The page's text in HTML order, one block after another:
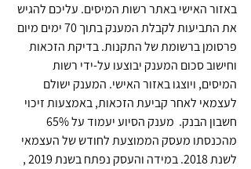
באזור האישי באתר רשות המיסים. עליכם להגיש
את התביעות לקבלת המענק בתוך 70 ימים מיום
פרסומן ברשומת של התקנות. בדיקת הזכאות
וחישוב סכום המענק יבוצעו על-ידי רשות
המיסים, ויוצגו באזור האישי. המענק ישולם
לעצמאי לאחר קביעת הזכאות, באמצעות זיכוי
מהכנסתו מעסק הממוצעת לחודש של העצמאי
לשנת 2018. במידה והעסק נפתח בשנת 2019 ,